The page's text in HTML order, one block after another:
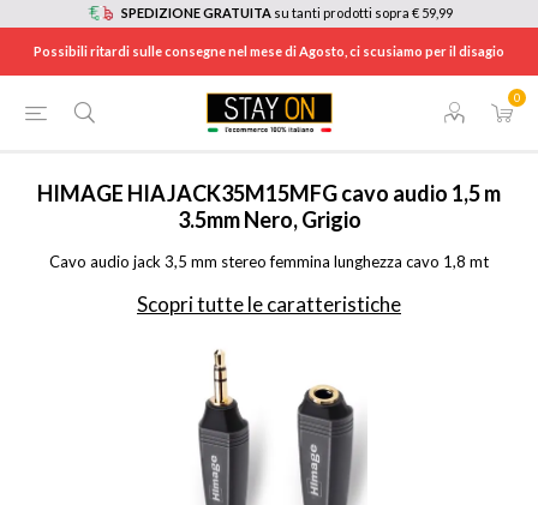
SPEDIZIONE GRATUITA su tanti prodotti sopra € 59,99
Possibili ritardi sulle consegne nel mese di Agosto, ci scusiamo per il disagio
0
TV E HOME CINEMA / ACCESSORI TV
HIMAGE HIAJACK35M15MFG cavo audio 1,5 m
3.5mm Nero, Grigio
Cavo audio jack 3,5 mm stereo femmina lunghezza cavo 1,8 mt
Scopri tutte le caratteristiche